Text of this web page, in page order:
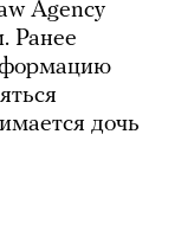
Agency
Ранее
дочь